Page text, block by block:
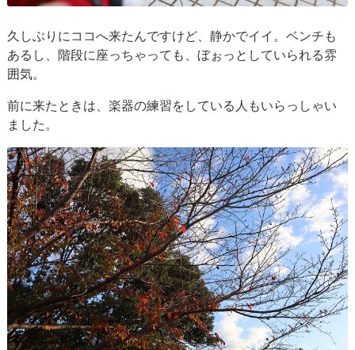
久しぶりにココへ来たんですけど、静かでイイ。ベンチも
あるし、階段に座っちゃっても、ぼぉっとしていられる雰
囲気。
前に来たときは、楽器の練習をしている人もいらっしゃい
ました。